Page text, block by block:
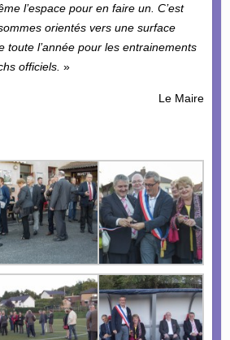
l’espace pour en faire un. C’est
orientés vers une surface
toute l’année pour les entrainements
officiels. »
Le Maire